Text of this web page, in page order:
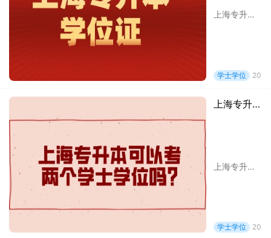
上海专升本学生毕业时，其毕业证书上标注“专科起点本科学习”，学习时间按进入本科阶段学习和颁发毕业证实际时间填写。
学士学位
上海专升本可以考两个学士学位吗?
上海专升本可以考两个学士学位吗?上海统招专升本考试网已经整理好上海专升本相关资讯，希望可以帮助到大家，一起来看看具体内容吧!
学士学位